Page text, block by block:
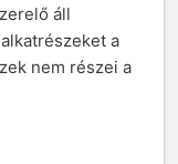
áll
a
nem részei a